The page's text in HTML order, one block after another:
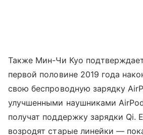
Также Мин-Чи Куо
первой половине 2019 года
свою беспроводную зарядку
улучшенными наушниками
получат поддержку зарядки Qi.
возродят старые линейки —